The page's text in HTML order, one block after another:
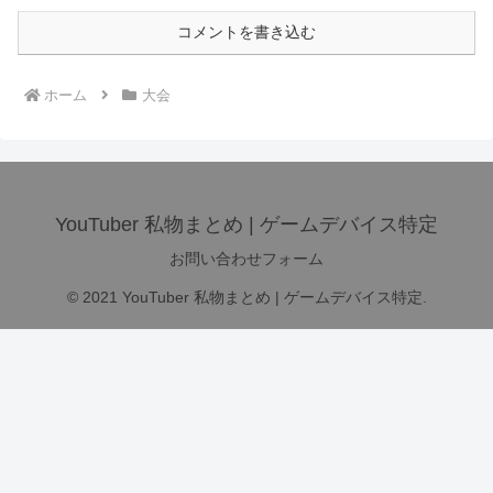
コメントを書き込む
ホーム 大会
YouTuber 私物まとめ | ゲームデバイス特定
お問い合わせフォーム
© 2021 YouTuber 私物まとめ | ゲームデバイス特定.